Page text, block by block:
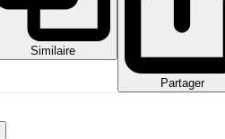
Similaire
Partager